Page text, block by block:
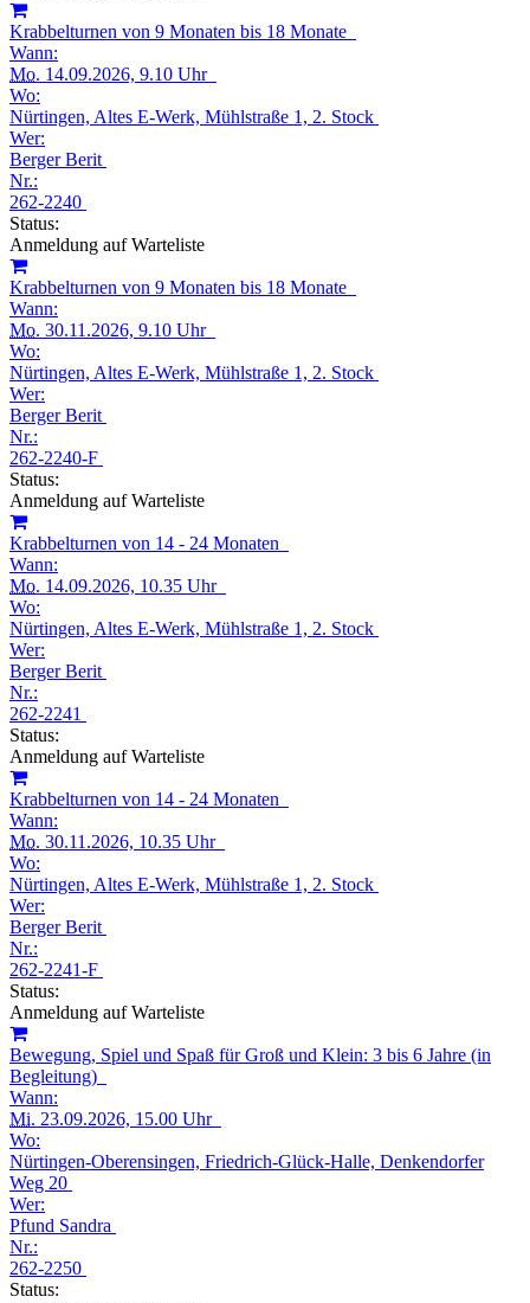
Krabbelturnen von 9 Monaten bis 18 Monate
Wann:
Mo. 14.09.2026, 9.10 Uhr
Wo:
Nürtingen, Altes E-Werk, Mühlstraße 1, 2. Stock
Wer:
Berger Berit
Nr.:
262-2240
Status:
Anmeldung auf Warteliste
Krabbelturnen von 9 Monaten bis 18 Monate
Wann:
Mo. 30.11.2026, 9.10 Uhr
Wo:
Nürtingen, Altes E-Werk, Mühlstraße 1, 2. Stock
Wer:
Berger Berit
Nr.:
262-2240-F
Status:
Anmeldung auf Warteliste
Krabbelturnen von 14 - 24 Monaten
Wann:
Mo. 14.09.2026, 10.35 Uhr
Wo:
Nürtingen, Altes E-Werk, Mühlstraße 1, 2. Stock
Wer:
Berger Berit
Nr.:
262-2241
Status:
Anmeldung auf Warteliste
Krabbelturnen von 14 - 24 Monaten
Wann:
Mo. 30.11.2026, 10.35 Uhr
Wo:
Nürtingen, Altes E-Werk, Mühlstraße 1, 2. Stock
Wer:
Berger Berit
Nr.:
262-2241-F
Status:
Anmeldung auf Warteliste
Bewegung, Spiel und Spaß für Groß und Klein: 3 bis 6 Jahre (in
Begleitung)
Wann:
Mi. 23.09.2026, 15.00 Uhr
Wo:
Nürtingen-Oberensingen, Friedrich-Glück-Halle, Denkendorfer
Weg 20
Wer:
Pfund Sandra
Nr.:
262-2250
Status: